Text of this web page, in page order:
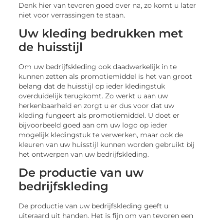
Denk hier van tevoren goed over na, zo komt u later
niet voor verrassingen te staan.
Uw kleding bedrukken met
de huisstijl
Om uw bedrijfskleding ook daadwerkelijk in te
kunnen zetten als promotiemiddel is het van groot
belang dat de huisstijl op ieder kledingstuk
overduidelijk terugkomt. Zo werkt u aan uw
herkenbaarheid en zorgt u er dus voor dat uw
kleding fungeert als promotiemiddel. U doet er
bijvoorbeeld goed aan om uw logo op ieder
mogelijk kledingstuk te verwerken, maar ook de
kleuren van uw huisstijl kunnen worden gebruikt bij
het ontwerpen van uw bedrijfskleding.
De productie van uw
bedrijfskleding
De productie van uw bedrijfskleding geeft u
uiteraard uit handen. Het is fijn om van tevoren een